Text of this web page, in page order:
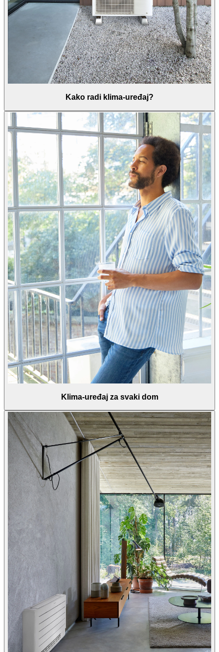
Kako radi klima-uređaj?
Klima-uređaj za svaki dom